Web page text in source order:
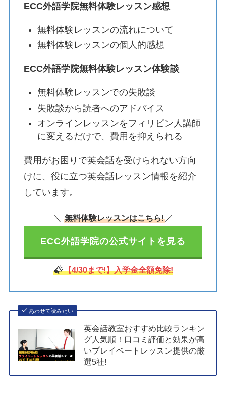
ECC外語学院無料体験レッスン感想
無料体験レッスンの流れについて
無料体験レッスンの個人的感想
ECC外語学院無料体験レッスン体験談
無料体験レッスンでの失敗談
失敗談から読者へのアドバイス
オンラインレッスンをフィリピン人講師
に変えるだけで、費用を抑えられる
費用がお困りで英会話を受けられない方向
けに、役に立つ英会話レッスン情報を紹介
しています。
＼ 無料体験レッスンはこちら!／
ECC外語学院の公式サイトを見る
【4/30まで!】入学金全額免除!
あわせて読みたい
英会話教室おすすめ比較ランキン
グ人気順！口コミ評価と効果が高
いプレイベートレッスン提供の厳
選5社!